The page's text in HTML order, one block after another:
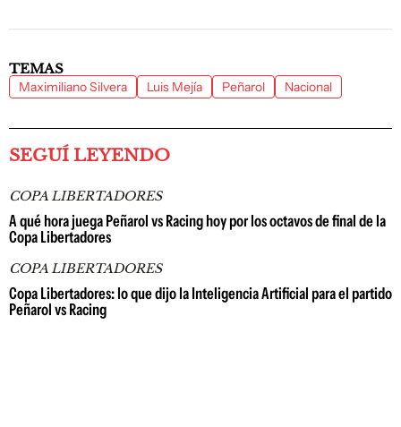
TEMAS
Maximiliano Silvera Luis Mejía Peñarol Nacional
SEGUÍ LEYENDO
COPA LIBERTADORES
A qué hora juega Peñarol vs Racing hoy por los octavos de final de la
Copa Libertadores
COPA LIBERTADORES
Copa Libertadores: lo que dijo la Inteligencia Artificial para el partido
Peñarol vs Racing